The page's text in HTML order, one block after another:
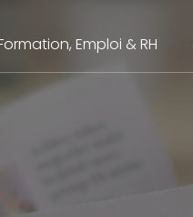
Emploi & RH